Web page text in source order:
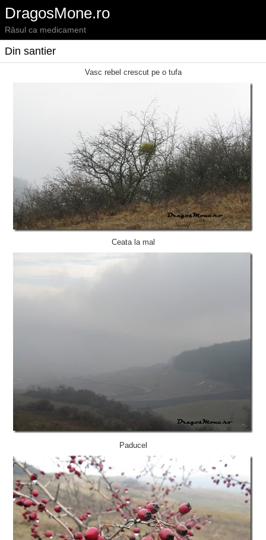
DragosMone.ro
Râsul ca medicament
Din santier
Vasc rebel crescut pe o tufa
Ceata la mal
Paducel